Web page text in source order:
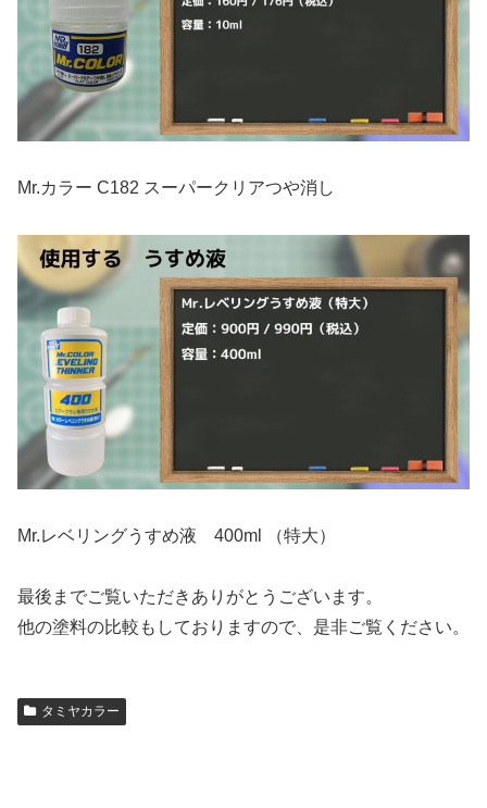
Mr.カラー C182 スーパークリアつや消し
Mr.レベリングうすめ液 400ml （特大）
最後までご覧いただきありがとうございます。
他の塗料の比較もしておりますので、是非ご覧ください。
タミヤカラー